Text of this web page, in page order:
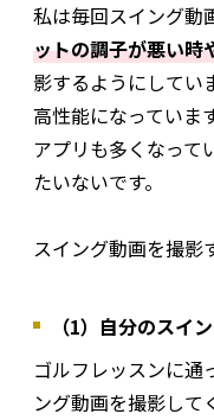
私は毎回スイング動
ットの調子が悪い時
影するようにしてい
高性能になっていま
アプリも多くなって
たいないです。
スイング動画を撮影
（1）自分のスイ
ゴルフレッスンに通
ング動画を撮影して